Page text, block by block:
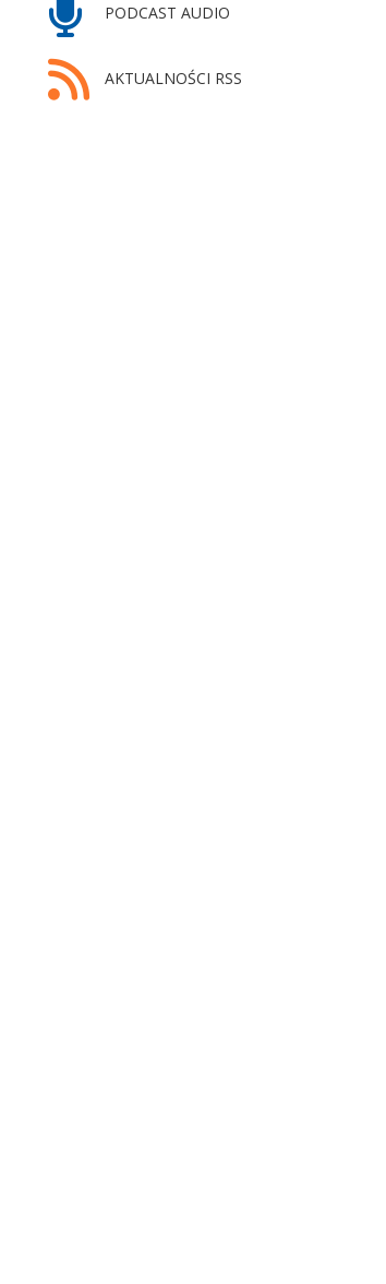
PODCAST AUDIO
AKTUALNOŚCI RSS